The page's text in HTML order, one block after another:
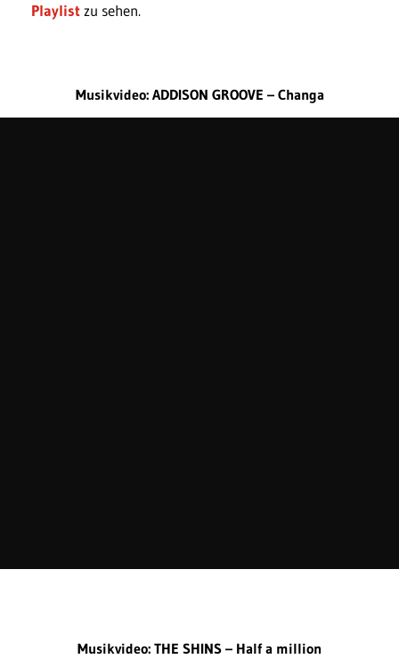
Playlistzu sehen.
Musikvideo: ADDISON GROOVE – Changa
Musikvideo: THE SHINS – Half a million